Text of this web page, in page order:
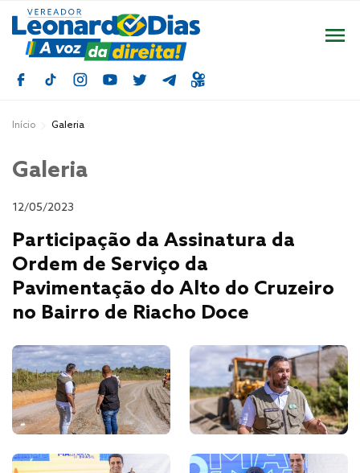
Início Galeria
Galeria
12/05/2023
Participação da Assinatura da
Ordem de Serviço da
Pavimentação do Alto do Cruzeiro
no Bairro de Riacho Doce